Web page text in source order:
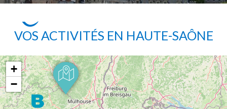
VOS ACTIVITÉS EN HAUTE-SAÔNE
+
−